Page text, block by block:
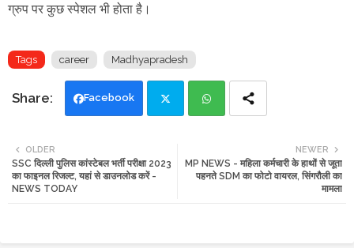
ग्रुप पर कुछ स्पेशल भी होता है।
Tags career Madhyapradesh
Facebook
tte ats
NEWER
MP NEWS - महिला कर्मचारी के हाथों से जूता
पहनते SDM का फोटो वायरल, सिंगरौली का
मामला
OLDER
SSC दिल्ली पुलिस कांस्टेबल भर्ती परीक्षा 2023
का फाइनल रिजल्ट, यहां से डाउनलोड करें -
NEWS TODAY